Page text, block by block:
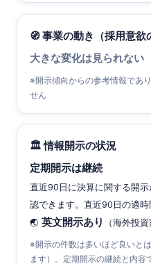
🧭 事業の動き（採用意欲
大きな変化は見られない
※開示傾向からの参考情報であ
せん
🏛 情報開示の状況
定期開示は継続
直近90日に決算に関する開
認できます。直近90日の適時
🌏 英文開示あり （海外投
※開示の件数は多いほど良いと
ます）。定期開示の継続と内容